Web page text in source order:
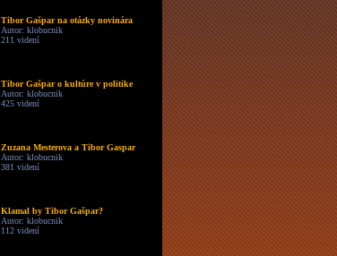
Tibor Gašpar na otázky novinára
Autor: klobucnik
211 videní
Tibor Gašpar o kultúre v politike
Autor: klobucnik
425 videní
Zuzana Mesterova a Tibor Gaspar
Autor: klobucnik
381 videní
Klamal by Tibor Gašpar?
Autor: klobucnik
112 videní